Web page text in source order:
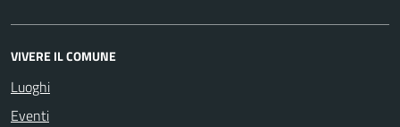
VIVERE IL COMUNE
Luoghi
Eventi